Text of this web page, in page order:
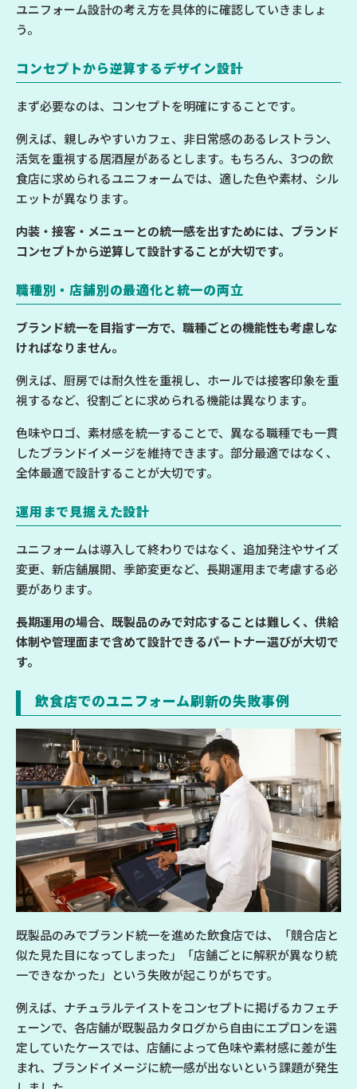
ユニフォーム設計の考え方を具体的に確認していきましょ
う。
コンセプトから逆算するデザイン設計
まず必要なのは、コンセプトを明確にすることです。
例えば、親しみやすいカフェ、非日常感のあるレストラン、
活気を重視する居酒屋があるとします。もちろん、3つの飲
食店に求められるユニフォームでは、適した色や素材、シル
エットが異なります。
内装・接客・メニューとの統一感を出すためには、ブランド
コンセプトから逆算して設計することが大切です。
職種別・店舗別の最適化と統一の両立
ブランド統一を目指す一方で、職種ごとの機能性も考慮しな
ければなりません。
例えば、厨房では耐久性を重視し、ホールでは接客印象を重
視するなど、役割ごとに求められる機能は異なります。
色味やロゴ、素材感を統一することで、異なる職種でも一貫
したブランドイメージを維持できます。部分最適ではなく、
全体最適で設計することが大切です。
運用まで見据えた設計
ユニフォームは導入して終わりではなく、追加発注やサイズ
変更、新店舗展開、季節変更など、長期運用まで考慮する必
要があります。
長期運用の場合、既製品のみで対応することは難しく、供給
体制や管理面まで含めて設計できるパートナー選びが大切で
す。
飲食店でのユニフォーム刷新の失敗事例
既製品のみでブランド統一を進めた飲食店では、「競合店と
似た見た目になってしまった」「店舗ごとに解釈が異なり統
一できなかった」という失敗が起こりがちです。
例えば、ナチュラルテイストをコンセプトに掲げるカフェチ
ェーンで、各店舗が既製品カタログから自由にエプロンを選
定していたケースでは、店舗によって色味や素材感に差が生
まれ、ブランドイメージに統一感が出ないという課題が発生